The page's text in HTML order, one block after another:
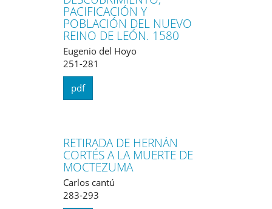
PACIFICACIÓN Y
POBLACIÓN DEL NUEVO
REINO DE LEÓN. 1580
Eugenio del Hoyo
251-281
pdf
RETIRADA DE HERNÁN
CORTÉS A LA MUERTE DE
MOCTEZUMA
Carlos cantú
283-293